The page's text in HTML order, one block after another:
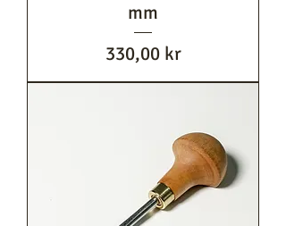
mm
Pris
330,00 kr